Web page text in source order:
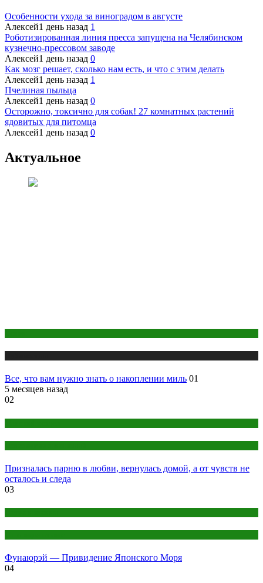
Особенности ухода за виноградом в августе
Алексей1 день назад 1
Роботизированная линия пресса запущена на Челябинском
кузнечно-прессовом заводе
Алексей1 день назад 0
Как мозг решает, сколько нам есть, и что с этим делать
Алексей1 день назад 1
Пчелиная пыльца
Алексей1 день назад 0
Осторожно, токсично для собак! 27 комнатных растений
ядовитых для питомца
Алексей1 день назад 0
Актуальное
Все, что вам нужно знать о накоплении миль 01
5 месяцев назад
02
Призналась парню в любви, вернулась домой, а от чувств не
осталось и следа
03
Фунаюрэй — Привидение Японского Моря
04